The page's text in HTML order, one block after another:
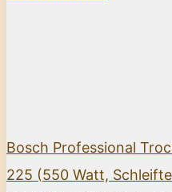
Bosch Professional
225 (550 Watt,